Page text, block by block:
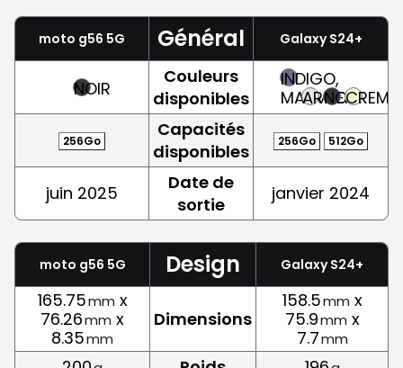
moto g56 5G Général Galaxy S24+
NOIR
Couleurs
disponibles
INDIGO,
MAUVE
ARGENT
NOIRCREME
256Go
Capacités
disponibles
256Go 512Go
juin 2025
Date de
sortie
janvier 2024
moto g56 5G Design Galaxy S24+
165.75mm x
76.26mm x
8.35mm
Dimensions
158.5mm x
75.9mm x
7.7mm